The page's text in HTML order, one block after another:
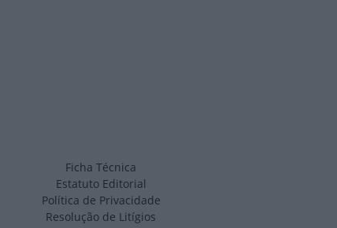
Ficha Técnica
Estatuto Editorial
Política de Privacidade
Resolução de Litígios